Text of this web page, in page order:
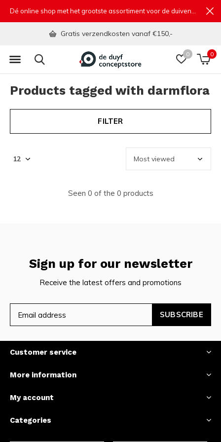
0 0
Gratis verzendkosten vanaf €150,-
Products tagged with darmflora
FILTER
Seen 0 of the 0 products
Sign up for our newsletter
Receive the latest offers and promotions
SUBSCRIBE
Customer service
More information
My account
Categories